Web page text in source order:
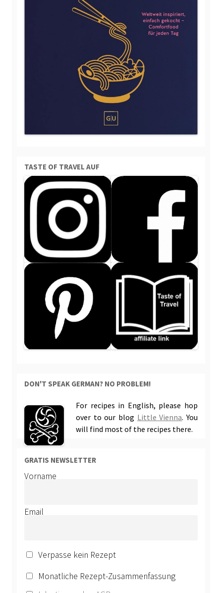
TASTE OF TRAVEL AUF
DON'T SPEAK GERMAN? NO PROBLEM!
For recipes in English, please hop
over to our blog Little Vienna. You
will find most of the recipes there.
GRATIS NEWSLETTER
Vorname
Email
Verpasse kein Rezept
Monatliche Rezept-Zusammenfassung